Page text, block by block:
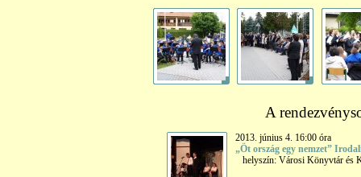
A
2013. június 4. 16:00 óra
„Öt ország egy nemzet”
helyszín: Városi Könyvtár és